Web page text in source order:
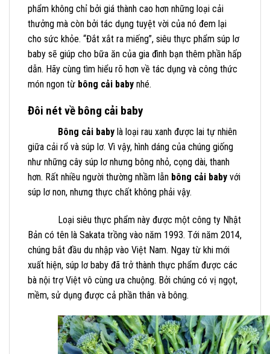
phẩm không chỉ bởi giá thành cao hơn những loại cải
thưởng mà còn bởi tác dụng tuyệt vời của nó đem lại
cho sức khỏe. “Đắt xắt ra miếng”, siêu thực phẩm súp lơ
baby sẽ giúp cho bữa ăn của gia đình bạn thêm phần hấp
dẫn. Hãy cùng tìm hiểu rõ hơn về tác dụng và công thức
món ngon từ bông cải baby nhé.
Đôi nét về bông cải baby
Bông cải baby là loại rau xanh được lai tự nhiên
giữa cải rổ và súp lơ. Vì vậy, hình dáng của chúng giống
như những cây súp lơ nhưng bông nhỏ, cọng dài, thanh
hơn. Rất nhiều người thường nhầm lẫn bông cải baby với
súp lơ non, nhưng thực chất không phải vậy.
Loại siêu thực phẩm này được một công ty Nhật
Bản có tên là Sakata trồng vào năm 1993. Tới năm 2014,
chúng bắt đầu du nhập vào Việt Nam. Ngay từ khi mới
xuất hiện, súp lơ baby đã trở thành thực phẩm được các
bà nội trợ Việt vô cùng ưa chuộng. Bởi chúng có vị ngọt,
mềm, sử dụng được cả phần thân và bông.